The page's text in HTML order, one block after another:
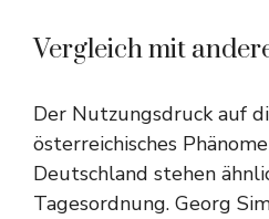
Vergleich mit
Der Nutzungsdruck auf
österreichisches
Deutschland stehen
Tagesordnung. Georg